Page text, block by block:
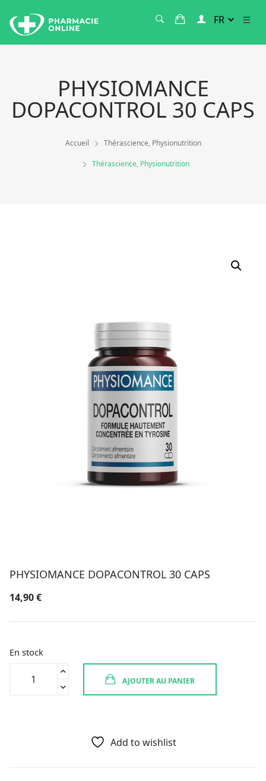
PHYSIOMANCE
DOPACONTROL 30 CAPS
Accueil Thérascience, Physionutrition
Thérascience, Physionutrition
PHYSIOMANCE DOPACONTROL 30 CAPS
14,90€
En stock
AJOUTER AU PANIER
Add to wishlist